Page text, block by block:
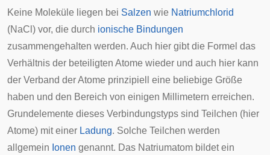
Keine Moleküle liegen bei Salzen wie Natriumchlorid
(NaCl) vor, die durch ionische Bindungen
zusammengehalten werden. Auch hier gibt die Formel das
Verhältnis der beteiligten Atome wieder und auch hier kann
der Verband der Atome prinzipiell eine beliebige Größe
haben und den Bereich von einigen Millimetern erreichen.
Grundelemente dieses Verbindungstyps sind Teilchen (hier
Atome) mit einer Ladung. Solche Teilchen werden
allgemein Ionen genannt. Das Natriumatom bildet ein